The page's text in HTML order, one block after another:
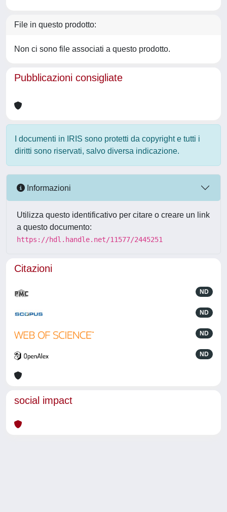
File in questo prodotto:
Non ci sono file associati a questo prodotto.
Pubblicazioni consigliate
I documenti in IRIS sono protetti da copyright e tutti i
diritti sono riservati, salvo diversa indicazione.
Informazioni
Utilizza questo identificativo per citare o creare un link
a questo documento:
https://hdl.handle.net/11577/2445251
Citazioni
ND
ND
ND
ND
social impact